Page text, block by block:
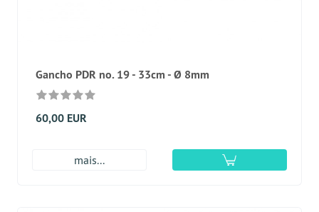
Gancho PDR no. 19 - 33cm - Ø 8mm
60,00 EUR
mais...